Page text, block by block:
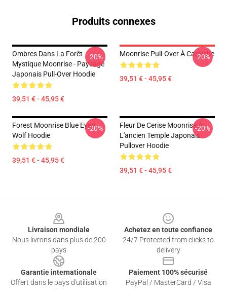
Produits connexes
Ombres Dans La Forêt -
Mystique Moonrise - Paysage
Japonais Pull-Over Hoodie
39,51 € - 45,95 €
-20% Moonrise Pull-Over À Capuche
39,51 € - 45,95 €
-20%
Forest Moonrise Blue Eyed
Wolf Hoodie
39,51 € - 45,95 €
-20%
Fleur De Cerise Moonrise À
L'ancien Temple Japonais
Pullover Hoodie
39,51 € - 45,95 €
-20%
Livraison mondiale
Nous livrons dans plus de 200
pays
Achetez en toute confiance
24/7 Protected from clicks to
delivery
Garantie internationale
Offert dans le pays d'utilisation
Paiement 100% sécurisé
PayPal / MasterCard / Visa